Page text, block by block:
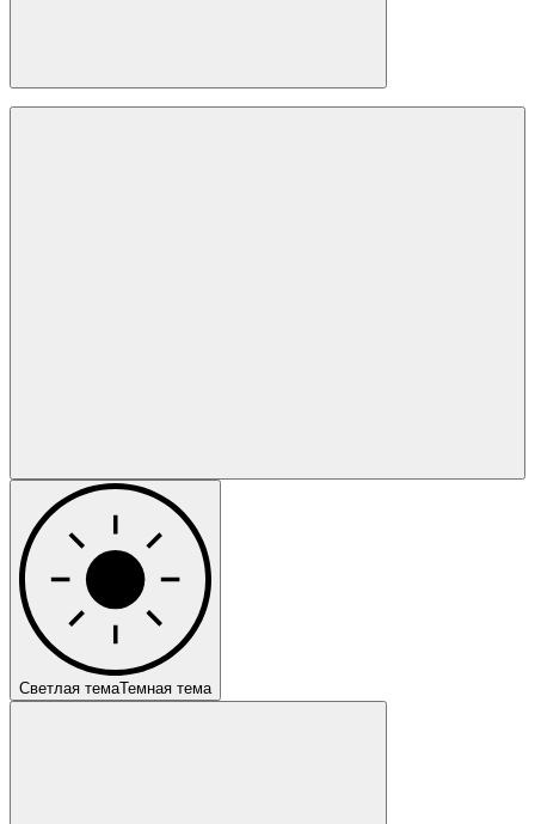
Светлая темаТемная тема